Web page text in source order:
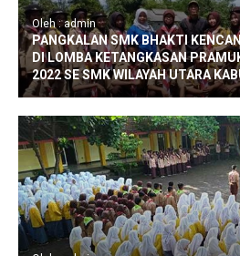
Oleh : admin
PANGKALAN SMK BHAKTI
DI LOMBA KETANGKASAN
2022 SE SMK WILAYAH UTARA